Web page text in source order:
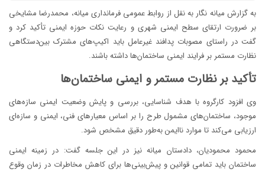
به گزارش میانه نگار به نقل از روابط عمومی فرمانداری میانه، محمدرضا مشایخی
بر ضرورت ارتقای سطح ایمنی شهری و رعایت نکات حوزه ایمنی تأکید کرد و
گفت در راستای مصوبات پدافند غیرعامل باید اکیپ‌های مشترک بین‌دستگاهی
نظارت مستمر بر فرایند ایمنی ساختمان‌ها داشته باشند.
تأکید بر نظارت مستمر و ایمنی ساختمان‌ها
وی افزود کارگروه با هدف شناسایی، بررسی و پایش وضعیت ایمنی سازه‌های
موجود، ساختمان‌های مشمول طرح را بر اساس معیارهای فنی، ایمنی و سازه‌ای
ارزیابی می‌کند تا موارد ناایمن به‌طور دقیق مشخص شود.
محمود محمودیان، دادستان میانه نیز در این جلسه گفت: در زمینه ایمنی
ساختمان باید تمامی قوانین و پیش‌بینی‌ها برای کاهش مخاطرات در زمان وقوع